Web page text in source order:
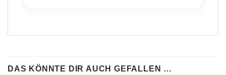
DAS KÖNNTE DIR AUCH GEFALLEN …